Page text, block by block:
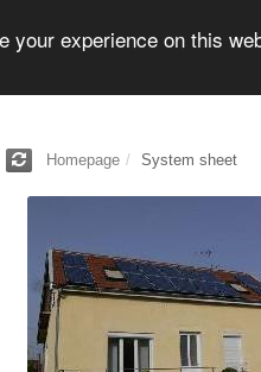
your experience on this
Homepage System sheet